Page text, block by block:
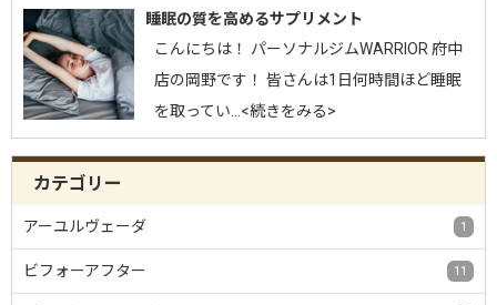
睡眠の質を高めるサプリメント
こんにちは！ パーソナルジムWARRIOR 府中
店の岡野です！ 皆さんは1日何時間ほど睡眠
を取ってい…<続きをみる>
カテゴリー
アーユルヴェーダ 1
ビフォーアフター 11